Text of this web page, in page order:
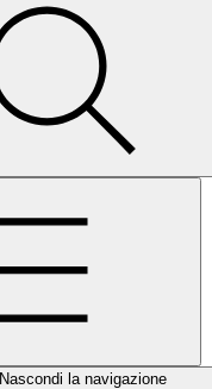
Nascondi la navigazione